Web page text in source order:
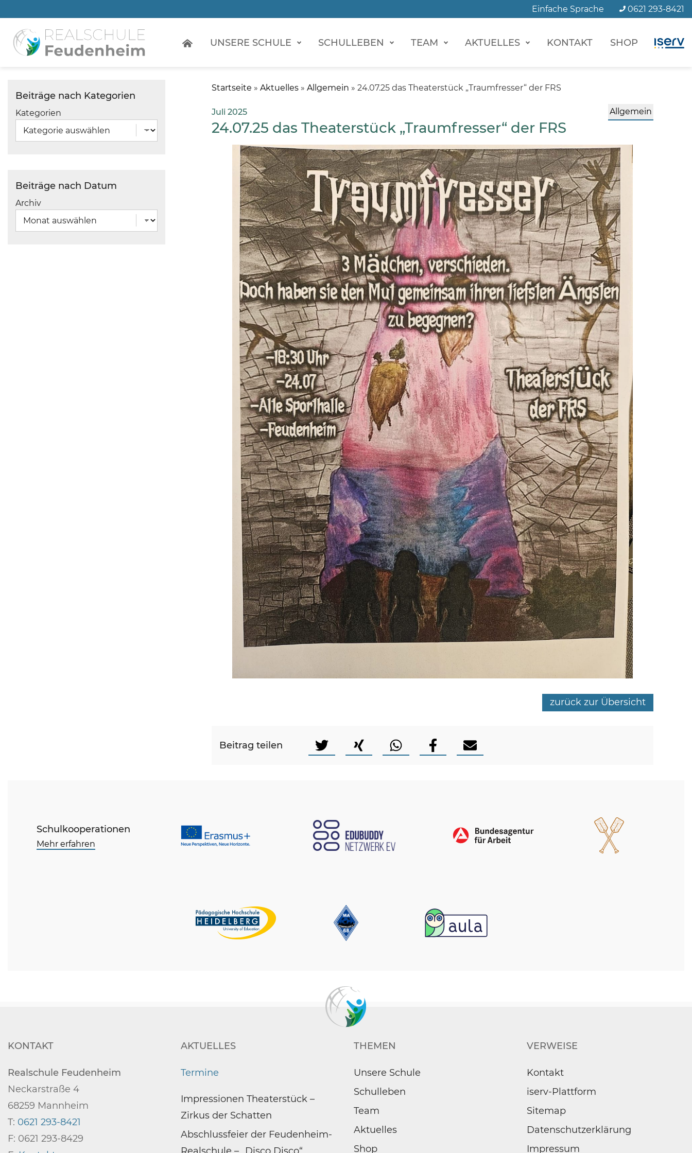
Seiteninhalt
Einfache Sprache 0621 293-8421
UNSERE SCHULE SCHULLEBEN TEAM AKTUELLES KONTAKT SHOP
Beiträge nach Kategorien
Kategorien
Beiträge nach Datum
Archiv
Startseite » Aktuelles » Allgemein » 24.07.25 das Theaterstück „Traumfresser“ der FRS
Juli 2025 Allgemein
24.07.25 das Theaterstück „Traumfresser“ der FRS
zurück zur Übersicht
Beitrag teilen
Schulkooperationen
Mehr erfahren
KONTAKT
Realschule Feudenheim
Neckarstraße 4
68259 Mannheim
T: 0621 293-8421
F: 0621 293-8429
AKTUELLES
Termine
Impressionen Theaterstück –
Zirkus der Schatten
Abschlussfeier der Feudenheim-
THEMEN
Unsere Schule
Schulleben
Team
Aktuelles
Shop
VERWEISE
Kontakt
iserv-Plattform
Sitemap
Datenschutzerklärung
Impressum